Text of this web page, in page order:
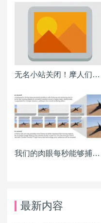
无名小站关闭！摩人们该搬到何处？各BLOG平台详细分析报告
我们的肉眼每秒能够捕捉多少画面？
最新内容